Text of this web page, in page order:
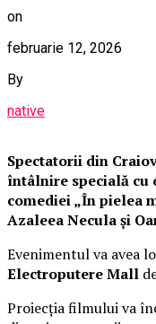
on
februarie 12, 2026
By
native
Spectatorii din
întâlnire specială cu
comediei „În pielea
Azaleea Necula și
Evenimentul va avea
Electroputere Mall
Proiecția filmului va